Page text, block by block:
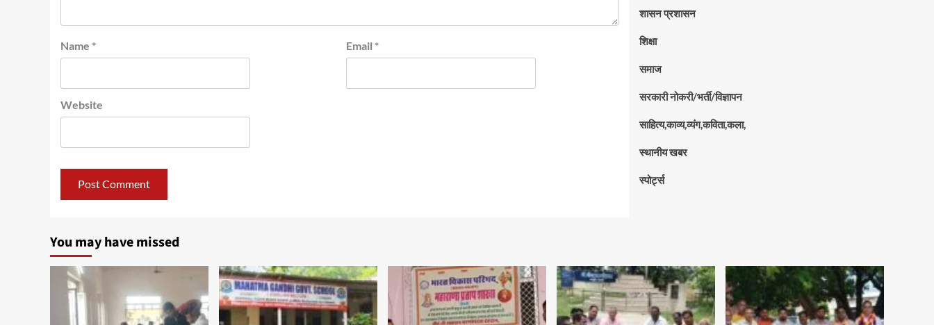
Name * Email *
Website
शासन प्रशासन
शिक्षा
समाज
सरकारी नोकरी/भर्ती/विज्ञापन
साहित्य,काव्य,व्यंग,कविता,कला,
स्थानीय खबर
स्पोर्ट्स
You may have missed